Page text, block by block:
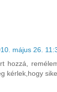
május 26.
hozzá,
kérlek,hogy